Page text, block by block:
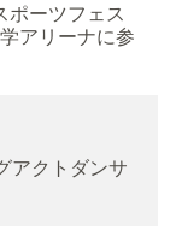
ポーツフェス
アリーナに参
アクトダンサ